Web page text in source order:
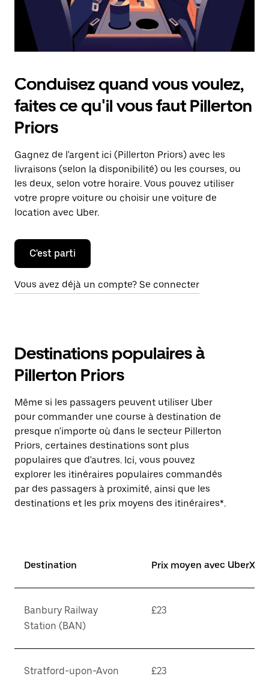
calendrier.
Conduisez quand vous voulez,
faites ce qu'il vous faut Pillerton
Priors
Gagnez de l'argent ici (Pillerton Priors) avec les
livraisons (selon la disponibilité) ou les courses, ou
les deux, selon votre horaire. Vous pouvez utiliser
votre propre voiture ou choisir une voiture de
location avec Uber.
C'est parti
Vous avez déjà un compte? Se connecter
Destinations populaires à
Pillerton Priors
Même si les passagers peuvent utiliser Uber
pour commander une course à destination de
presque n'importe où dans le secteur Pillerton
Priors, certaines destinations sont plus
populaires que d'autres. Ici, vous pouvez
explorer les itinéraires populaires commandés
par des passagers à proximité, ainsi que les
destinations et les prix moyens des itinéraires*.
Destination Prix moyen avec UberX*
Banbury Railway
Station (BAN)
£23
Stratford-upon-Avon £23